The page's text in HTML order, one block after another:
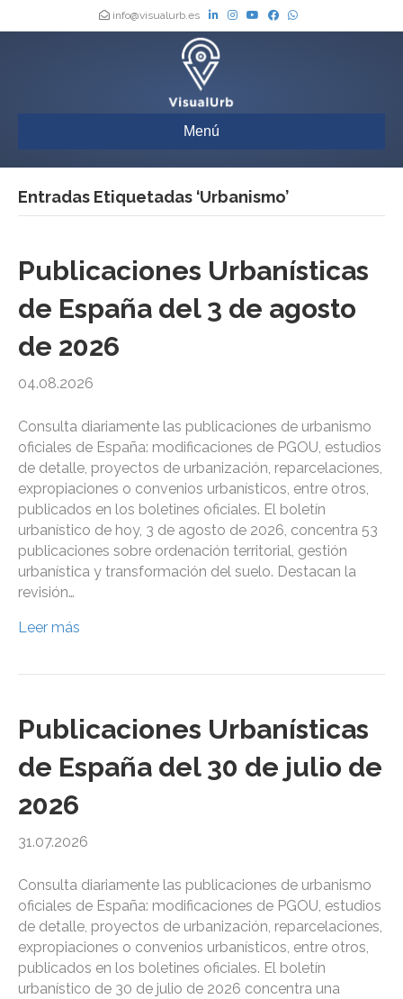
info@visualurb.es
Menú
Entradas Etiquetadas ‘Urbanismo’
Publicaciones Urbanísticas
de España del 3 de agosto
de 2026
04.08.2026
Consulta diariamente las publicaciones de urbanismo
oficiales de España: modificaciones de PGOU, estudios
de detalle, proyectos de urbanización, reparcelaciones,
expropiaciones o convenios urbanísticos, entre otros,
publicados en los boletines oficiales. El boletín
urbanístico de hoy, 3 de agosto de 2026, concentra 53
publicaciones sobre ordenación territorial, gestión
urbanística y transformación del suelo. Destacan la
revisión…
Leer más
Publicaciones Urbanísticas
de España del 30 de julio de
2026
31.07.2026
Consulta diariamente las publicaciones de urbanismo
oficiales de España: modificaciones de PGOU, estudios
de detalle, proyectos de urbanización, reparcelaciones,
expropiaciones o convenios urbanísticos, entre otros,
publicados en los boletines oficiales. El boletín
urbanístico de 30 de julio de 2026 concentra una